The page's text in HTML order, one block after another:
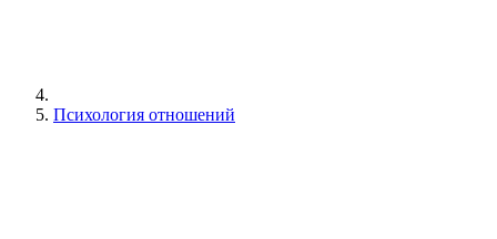
Психология отношений